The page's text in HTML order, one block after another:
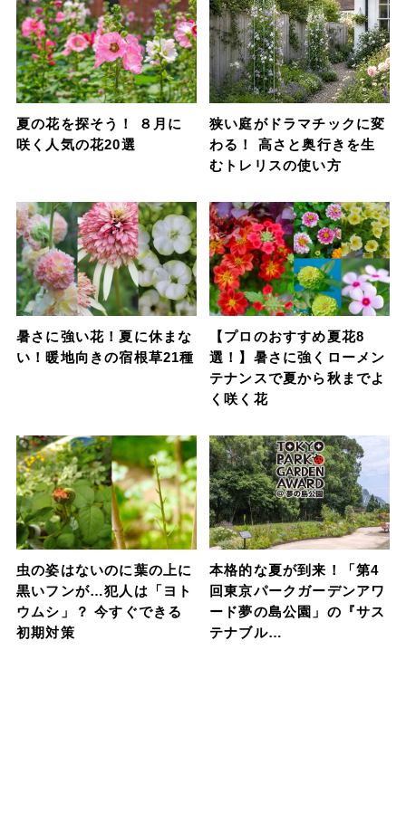
夏の花を探そう！ ８月に
咲く人気の花20選
狭い庭がドラマチックに変
わる！ 高さと奥行きを生
むトレリスの使い方
暑さに強い花！夏に休まな
い！暖地向きの宿根草21種
【プロのおすすめ夏花8
選！】暑さに強くローメン
テナンスで夏から秋までよ
く咲く花
虫の姿はないのに葉の上に
黒いフンが…犯人は「ヨト
ウムシ」？ 今すぐできる
初期対策
本格的な夏が到来！「第4
回東京パークガーデンアワ
ード夢の島公園」の『サス
テナブル…